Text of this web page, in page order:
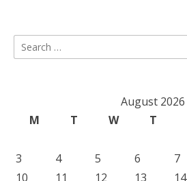
Search
for:
August 2026
M
T W T
3
4 5 6 7
10
11 12 13 14